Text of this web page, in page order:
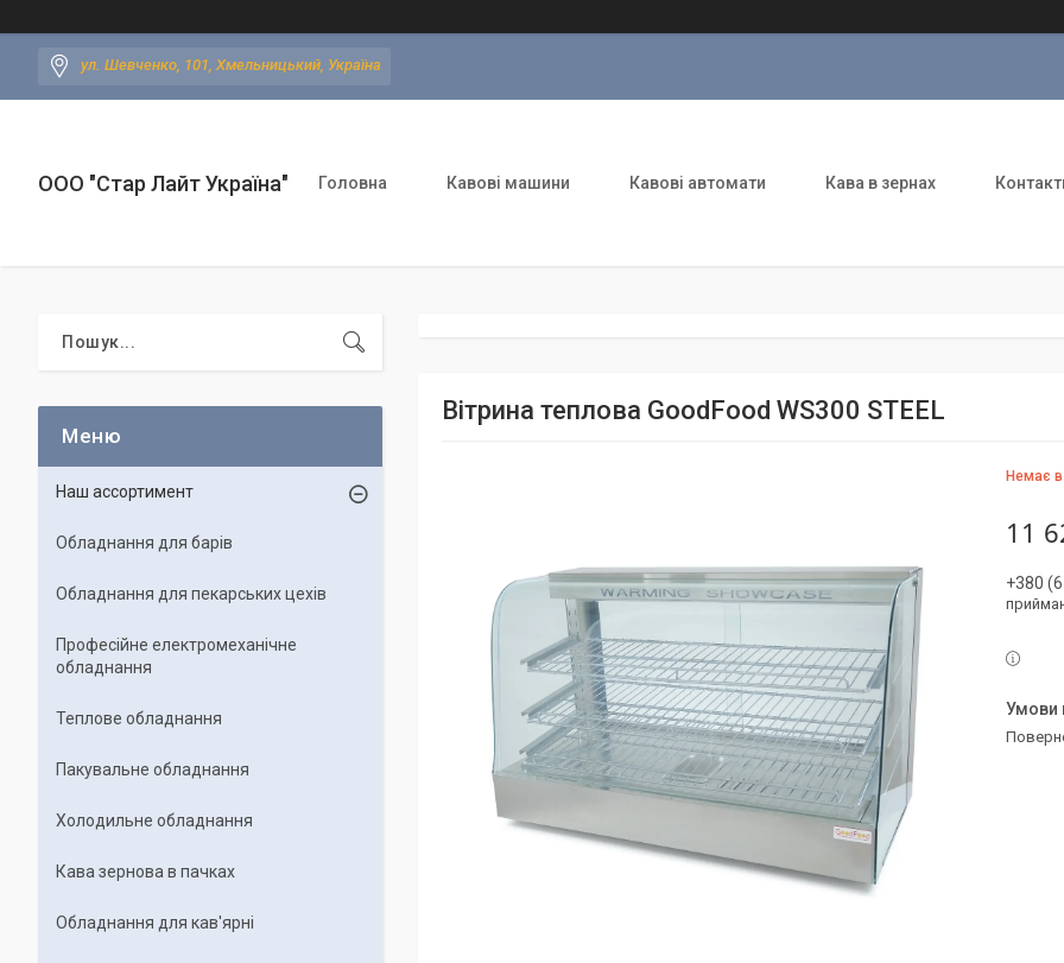
ул. Шевченко, 101, Хмельницький, Україна
ООО "Стар Лайт Україна" Головна Кавові машини Кавові автомати Кава в зернах
Вітрина теплова GoodFood WS300 STEEL
Немає в
11
+380
Наш ассортимент
Обладнання для барів
Обладнання для пекарських цехiв
Професійне електромеханічне
обладнання
Теплове обладнання
Пакувальне обладнання
Холодильне обладнання
Кава зернова в пачках
Обладнання для кав'ярні